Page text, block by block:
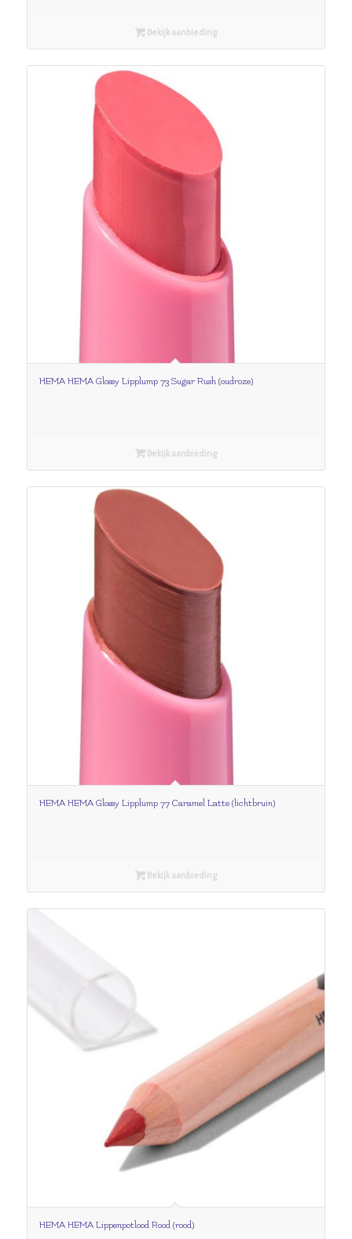
Bekijk aanbieding
HEMA HEMA Glossy Lipplump 73 Sugar Rush (oudroze)
Bekijk aanbieding
HEMA HEMA Glossy Lipplump 77 Caramel Latte (lichtbruin)
Bekijk aanbieding
HEMA HEMA Lippenpotlood Rood (rood)